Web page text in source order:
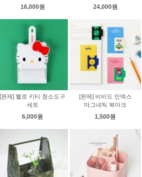
16,000원
24,000원
[완제] 헬로 키티 청소도구
세트
6,000원
[완제] 비비드 인덱스
마그네틱 북마크
1,500원